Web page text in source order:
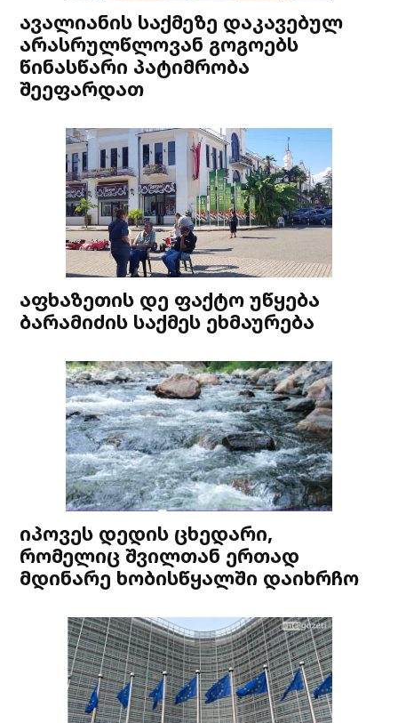
ავალიანის საქმეზე დაკავებულ
არასრულწლოვან გოგოებს
წინასწარი პატიმრობა
შეეფარდათ
აფხაზეთის დე ფაქტო უწყება
ბარამიძის საქმეს ეხმაურება
იპოვეს დედის ცხედარი,
რომელიც შვილთან ერთად
მდინარე ხობისწყალში დაიხრჩო